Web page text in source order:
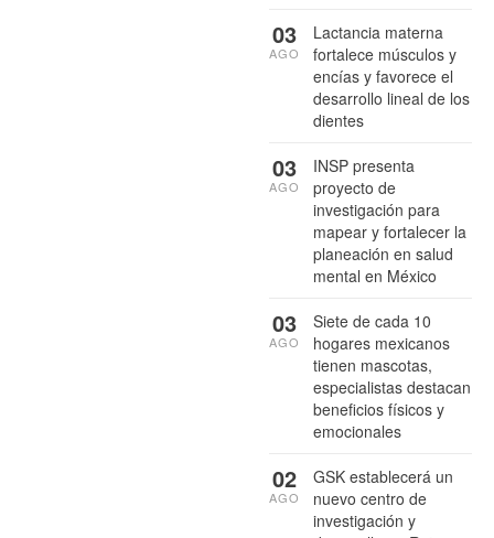
Lactancia materna
fortalece músculos y
encías y favorece el
desarrollo lineal de los
dientes
03
AGO
INSP presenta
proyecto de
investigación para
mapear y fortalecer la
planeación en salud
mental en México
03
AGO
Siete de cada 10
hogares mexicanos
tienen mascotas,
especialistas destacan
beneficios físicos y
emocionales
03
AGO
GSK establecerá un
nuevo centro de
investigación y
02
AGO